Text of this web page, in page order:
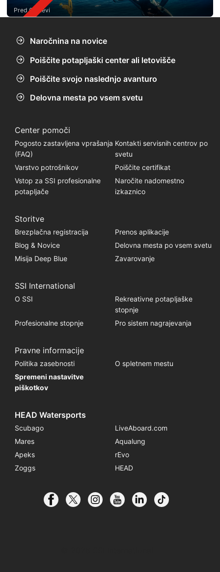
Pred 6 dnevi
Naročnina na novice
Poiščite potapljaški center ali letovišče
Poiščite svojo naslednjo avanturo
Delovna mesta po vsem svetu
Center pomoči
Pogosto zastavljena vprašanja
(FAQ)
Kontakti servisnih centrov po
svetu
Varstvo potrošnikov
Poiščite certifikat
Vstop za SSI profesionalne
potapljače
Naročite nadomestno
izkaznico
Storitve
Brezplačna registracija
Prenos aplikacije
Blog & Novice
Delovna mesta po vsem svetu
Misija Deep Blue
Zavarovanje
SSI International
O SSI
Rekreativne potapljaške
stopnje
Profesionalne stopnje
Pro sistem nagrajevanja
Pravne informacije
Politika zasebnosti
O spletnem mestu
Spremeni nastavitve
piškotkov
HEAD Watersports
Scubago
LiveAboard.com
Mares
Aqualung
Apeks
rEvo
Zoggs
HEAD